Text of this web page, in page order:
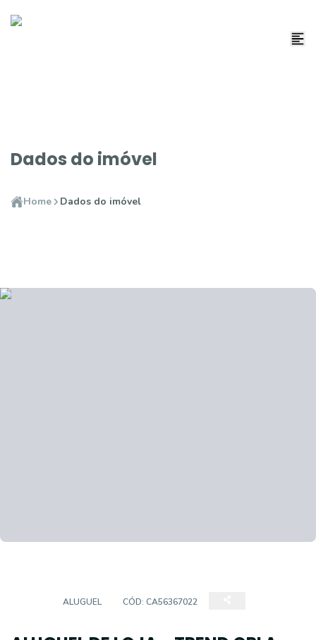
Dados do imóvel
Home Dados do imóvel
ALUGUEL CÓD: CA56367022